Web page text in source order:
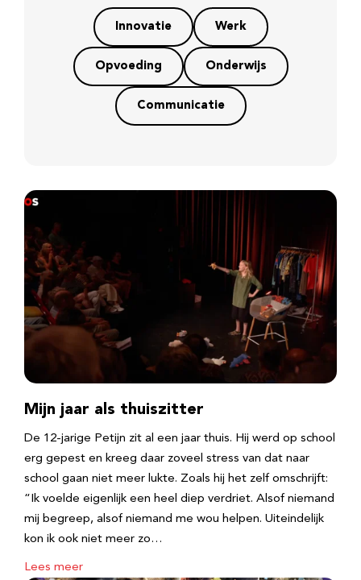
Innovatie Werk
Opvoeding Onderwijs
Communicatie
Mijn jaar als thuiszitter
De 12-jarige Petijn zit al een jaar thuis. Hij werd op school
erg gepest en kreeg daar zoveel stress van dat naar
school gaan niet meer lukte. Zoals hij het zelf omschrijft:
“Ik voelde eigenlijk een heel diep verdriet. Alsof niemand
mij begreep, alsof niemand me wou helpen. Uiteindelijk
kon ik ook niet meer zo…
Lees meer